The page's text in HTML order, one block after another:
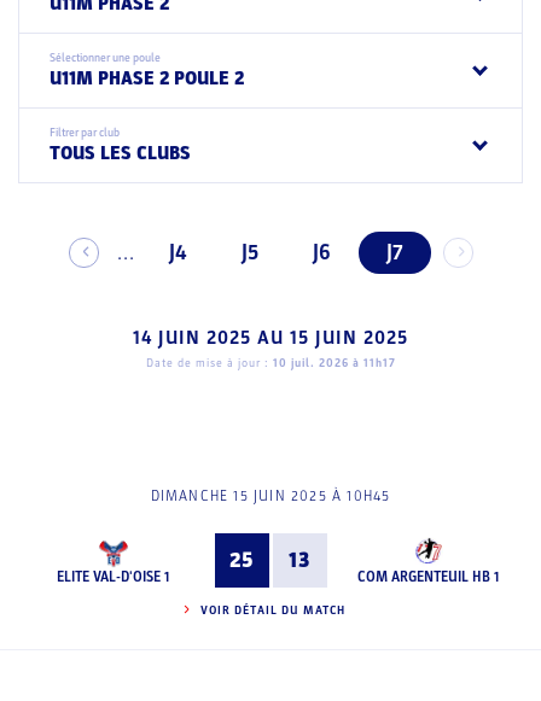
Sélectionner une poule
U11M PHASE 2 POULE 2
Filtrer par club
TOUS LES CLUBS
... J4 J5 J6 J7
14 JUIN 2025 AU 15 JUIN 2025
Date de mise à jour : 10 juil. 2026 à 11h17
DIMANCHE 15 JUIN 2025 À 10H45
ELITE VAL-D'OISE 1
25 13
COM ARGENTEUIL HB 1
VOIR DÉTAIL DU MATCH